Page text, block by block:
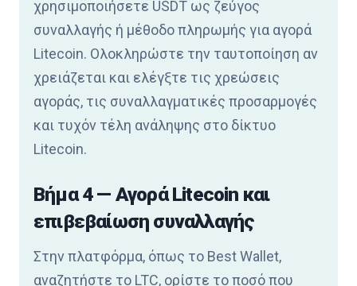
χρησιμοποιήσετε USDT ως ζεύγος
συναλλαγής ή μέθοδο πληρωμής για αγορά
Litecoin. Ολοκληρώστε την ταυτοποίηση αν
χρειάζεται και ελέγξτε τις χρεώσεις
αγοράς, τις συναλλαγματικές προσαρμογές
και τυχόν τέλη ανάληψης στο δίκτυο
Litecoin.
Βήμα 4 — Αγορά Litecoin και
επιβεβαίωση συναλλαγής
Στην πλατφόρμα, όπως το Best Wallet,
αναζητήστε το LTC, ορίστε το ποσό που